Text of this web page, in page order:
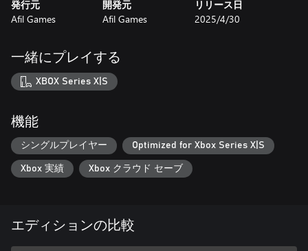
でしょう。
発行元
Afil Games
開発元
Afil Games
リリース日
2025/4/30
一緒にプレイする
XBOX Series X|S
機能
シングルプレイヤー Optimized for Xbox Series X|S
Xbox 実績 Xbox クラウド セーブ
エディションの比較